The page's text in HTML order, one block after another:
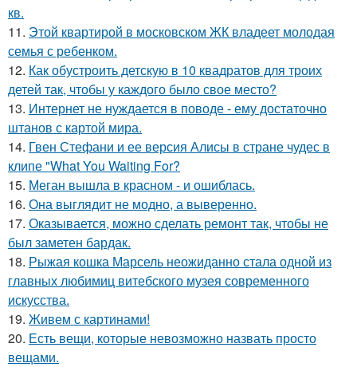
кв.
11. Этой квартирой в московском ЖК владеет молодая
семья с ребенком.
12. Как обустроить детскую в 10 квадратов для троих
детей так, чтобы у каждого было свое место?
13. Интернет не нуждается в поводе - ему достаточно
штанов с картой мира.
14. Гвен Стефани и ее версия Алисы в стране чудес в
клипе "What You Waiting For?
15. Меган вышла в красном - и ошиблась.
16. Она выглядит не модно, а выверенно.
17. Оказывается, можно сделать ремонт так, чтобы не
был заметен бардак.
18. Рыжая кошка Марсель неожиданно стала одной из
главных любимиц витебского музея современного
искусства.
19. Живем с картинами!
20. Есть вещи, которые невозможно назвать просто
вещами.